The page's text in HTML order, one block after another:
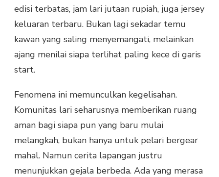
edisi terbatas, jam lari jutaan rupiah, juga jersey
keluaran terbaru. Bukan lagi sekadar temu
kawan yang saling menyemangati, melainkan
ajang menilai siapa terlihat paling kece di garis
start.
Fenomena ini memunculkan kegelisahan.
Komunitas lari seharusnya memberikan ruang
aman bagi siapa pun yang baru mulai
melangkah, bukan hanya untuk pelari bergear
mahal. Namun cerita lapangan justru
menunjukkan gejala berbeda. Ada yang merasa